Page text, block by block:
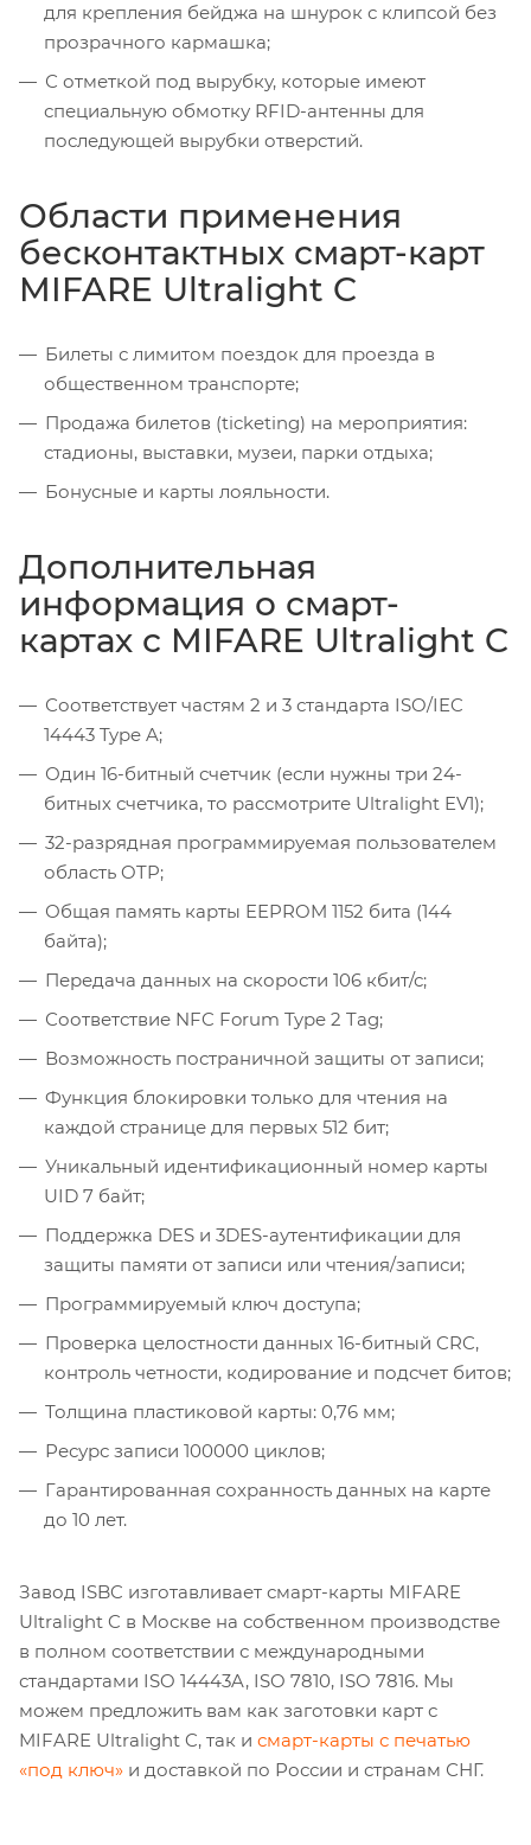
для крепления бейджа на шнурок с клипсой без
прозрачного кармашка;
С отметкой под вырубку, которые имеют
специальную обмотку RFID-антенны для
последующей вырубки отверстий.
Области применения
бесконтактных смарт-карт
MIFARE Ultralight C
Билеты с лимитом поездок для проезда в
общественном транспорте;
Продажа билетов (ticketing) на мероприятия:
стадионы, выставки, музеи, парки отдыха;
Бонусные и карты лояльности.
Дополнительная
информация о смарт-
картах с MIFARE Ultralight C
Соответствует частям 2 и 3 стандарта ISO/IEC
14443 Type A;
Один 16-битный счетчик (если нужны три 24-
битных счетчика, то рассмотрите Ultralight EV1);
32-разрядная программируемая пользователем
область OTP;
Общая память карты EEPROM 1152 бита (144
байта);
Передача данных на скорости 106 кбит/с;
Соответствие NFC Forum Type 2 Tag;
Возможность постраничной защиты от записи;
Функция блокировки только для чтения на
каждой странице для первых 512 бит;
Уникальный идентификационный номер карты
UID 7 байт;
Поддержка DES и 3DES-аутентификации для
защиты памяти от записи или чтения/записи;
Программируемый ключ доступа;
Проверка целостности данных 16-битный CRC,
контроль четности, кодирование и подсчет битов;
Толщина пластиковой карты: 0,76 мм;
Ресурс записи 100000 циклов;
Гарантированная сохранность данных на карте
до 10 лет.
Завод ISBC изготавливает смарт-карты MIFARE
Ultralight C в Москве на собственном производстве
в полном соответствии с международными
стандартами ISO 14443A, ISO 7810, ISO 7816. Мы
можем предложить вам как заготовки карт с
MIFARE Ultralight C, так и смарт-карты с печатью
«под ключ» и доставкой по России и странам СНГ.